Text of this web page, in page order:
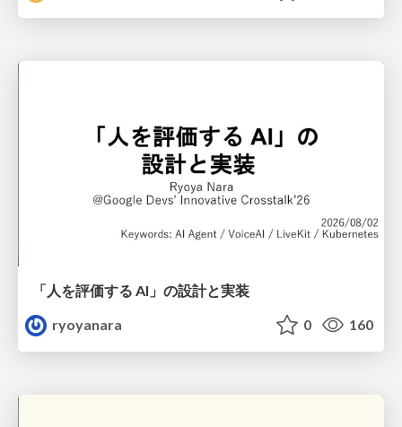
「人を評価する AI」の 設計と実装
ryoyanara
0 160